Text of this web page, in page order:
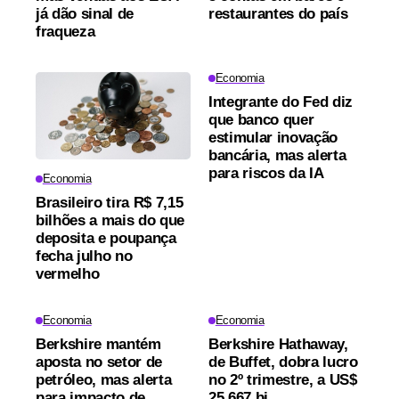
já dão sinal de
fraqueza
restaurantes do país
Economia
Brasileiro tira R$ 7,15
bilhões a mais do que
deposita e poupança
fecha julho no
vermelho
Economia
Integrante do Fed diz
que banco quer
estimular inovação
bancária, mas alerta
para riscos da IA
Economia
Berkshire mantém
aposta no setor de
petróleo, mas alerta
Economia
Berkshire Hathaway,
de Buffet, dobra lucro
no 2º trimestre, a US$